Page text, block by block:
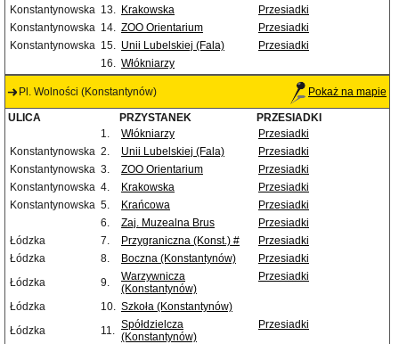
Konstantynowska 13. Krakowska
Przesiadki
Konstantynowska 14. ZOO Orientarium
Przesiadki
Konstantynowska 15. Unii Lubelskiej (Fala)
Przesiadki
16. Włókniarzy
Pl. Wolności (Konstantynów) Pokaż na mapie
ULICA PRZYSTANEK
PRZESIADKI
1.
Włókniarzy
Przesiadki
Konstantynowska 2. Unii Lubelskiej (Fala)
Przesiadki
Konstantynowska 3. ZOO Orientarium
Przesiadki
Konstantynowska 4. Krakowska
Przesiadki
Konstantynowska 5. Krańcowa
Przesiadki
6.
Zaj. Muzealna Brus
Przesiadki
Łódzka
7. Przygraniczna (Konst.) #
Przesiadki
Łódzka
8. Boczna (Konstantynów)
Przesiadki
Łódzka
9.
Warzywnicza
(Konstantynów)
Przesiadki
Łódzka 10. Szkoła (Konstantynów)
Łódzka
11. Spółdzielcza
(Konstantynów)
Przesiadki